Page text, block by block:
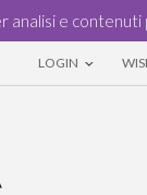
analisi e contenuti
LOGIN